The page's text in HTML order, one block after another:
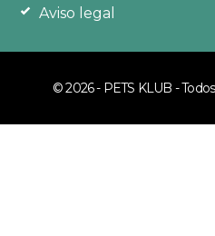
Aviso legal
© 2026 - PETS KLUB -